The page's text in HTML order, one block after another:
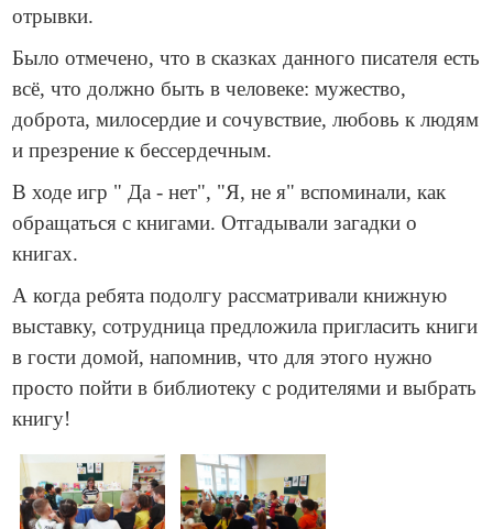
отрывки.
Было отмечено, что в сказках данного писателя есть
всё, что должно быть в человеке: мужество,
доброта, милосердие и сочувствие, любовь к людям
и презрение к бессердечным.
В ходе игр " Да - нет", "Я, не я" вспоминали, как
обращаться с книгами. Отгадывали загадки о
книгах.
А когда ребята подолгу рассматривали книжную
выставку, сотрудница предложила пригласить книги
в гости домой, напомнив, что для этого нужно
просто пойти в библиотеку с родителями и выбрать
книгу!